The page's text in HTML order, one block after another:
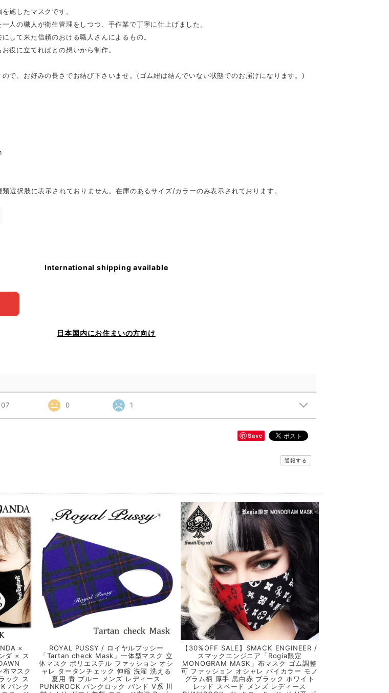
施したマスクです。
人の職人が衛生管理をしつつ、手作業で丁寧に仕上げました。
して来た信頼のおける職人さんによるもの。
役に立てればとの想いから制作。
で、お好みの長さでお結び下さいませ。(ゴム紐は結んでいない状態でのお届けになります。)
選択肢に表示されておりません。在庫のあるサイズ/カラーのみ表示されております。
International shipping available
日本国内にお住まいの方向け
0 1
Save
通報する
×
ダ × ス
マスク
ック ス
パンク
ROYAL PUSSY / ロイヤルプッシー
「Tartan check Mask」一体型マスク 立
体マスク ポリエステル ファッション オシ
ャレ タータンチェック 伸縮 洗濯 洗える
夏用 青 ブルー メンズ レディース
PUNKROCK パンクロック バンド V系 川
【30%OFF SALE】SMACK ENGINEER /
スマックエンジニア「Rogia限定
MONOGRAM MASK」布マスク ゴム調整
可 ファッション オシャレ バイカラー モノ
グラム柄 厚手 黒白赤 ブラック ホワイト
レッド スペード メンズ レディース